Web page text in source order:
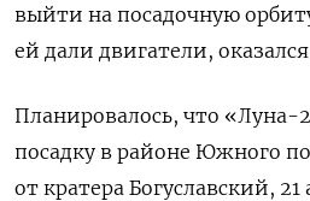
выйти на посадочную
ей дали двигатели,
Планировалось, что «Луна-
посадку в районе Южного
от кратера Богуславский, 21